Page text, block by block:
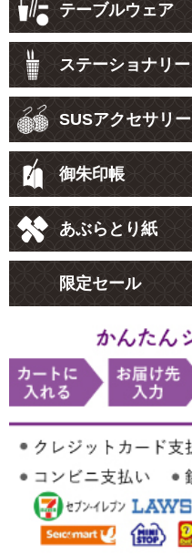
テーブルウェア
ステーショナリー
SUSアクセサリー
御朱印帳
あぶらとり紙
限定セール